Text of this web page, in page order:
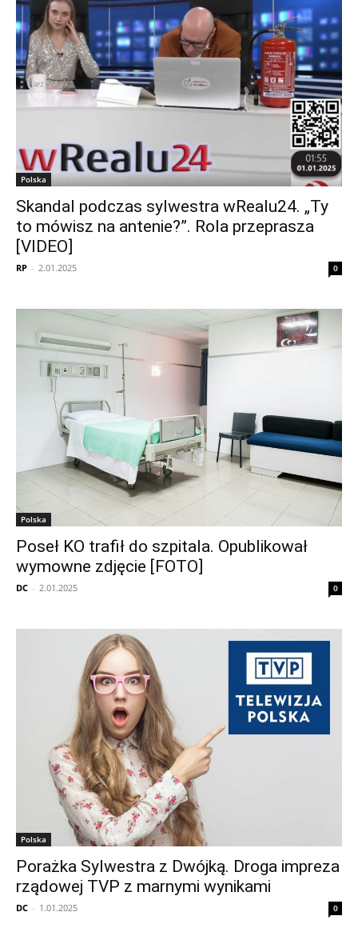
Polska
Skandal podczas sylwestra wRealu24. „Ty
to mówisz na antenie?”. Rola przeprasza
[VIDEO]
RP - 2.01.2025 0
Polska
Poseł KO trafił do szpitala. Opublikował
wymowne zdjęcie [FOTO]
DC - 2.01.2025 0
Polska
Porażka Sylwestra z Dwójką. Droga impreza
rządowej TVP z marnymi wynikami
DC - 1.01.2025 0